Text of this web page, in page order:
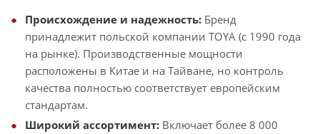
Происхождение и надежность: Бренд
принадлежит польской компании TOYA (с 1990 года
на рынке). Производственные мощности
расположены в Китае и на Тайване, но контроль
качества полностью соответствует европейским
стандартам.
Широкий ассортимент: Включает более 8 000